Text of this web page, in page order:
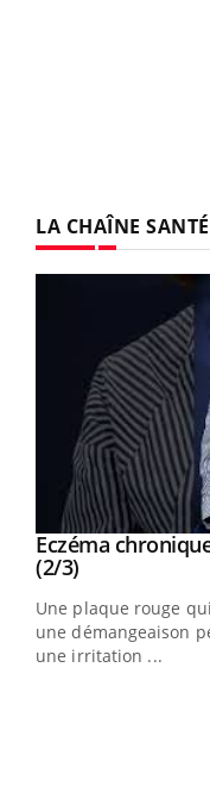
LA CHAÎNE SANTÉ
Youtube
Eczéma
(2/3)Youtube
Une plaque rouge
une démangeaison
une irritation ...